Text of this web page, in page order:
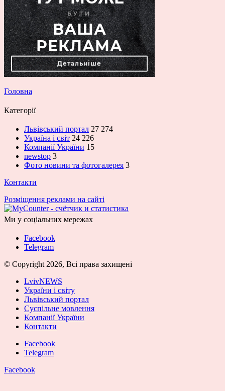
Головна
Категорії
Львівський портал 27 274
Україна і світ 24 226
Компанії України 15
newstop 3
Фото новини та фотогалерея 3
Контакти
Розміщення реклами на сайті
Ми у соціальних мережах
Facebook
Telegram
© Copyright 2026, Всі права захищені
LvivNEWS
України і світу
Львівський портал
Суспільне мовлення
Компанії України
Контакти
Facebook
Telegram
Facebook